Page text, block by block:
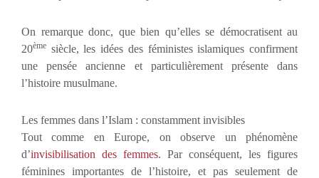
On remarque donc, que bien qu’elles se démocratisent au
20ème siècle, les idées des féministes islamiques confirment
une pensée ancienne et particulièrement présente dans
l’histoire musulmane.
Les femmes dans l’Islam : constamment invisibles
Tout comme en Europe, on observe un phénomène
d’invisibilisation des femmes. Par conséquent, les figures
féminines importantes de l’histoire, et pas seulement de